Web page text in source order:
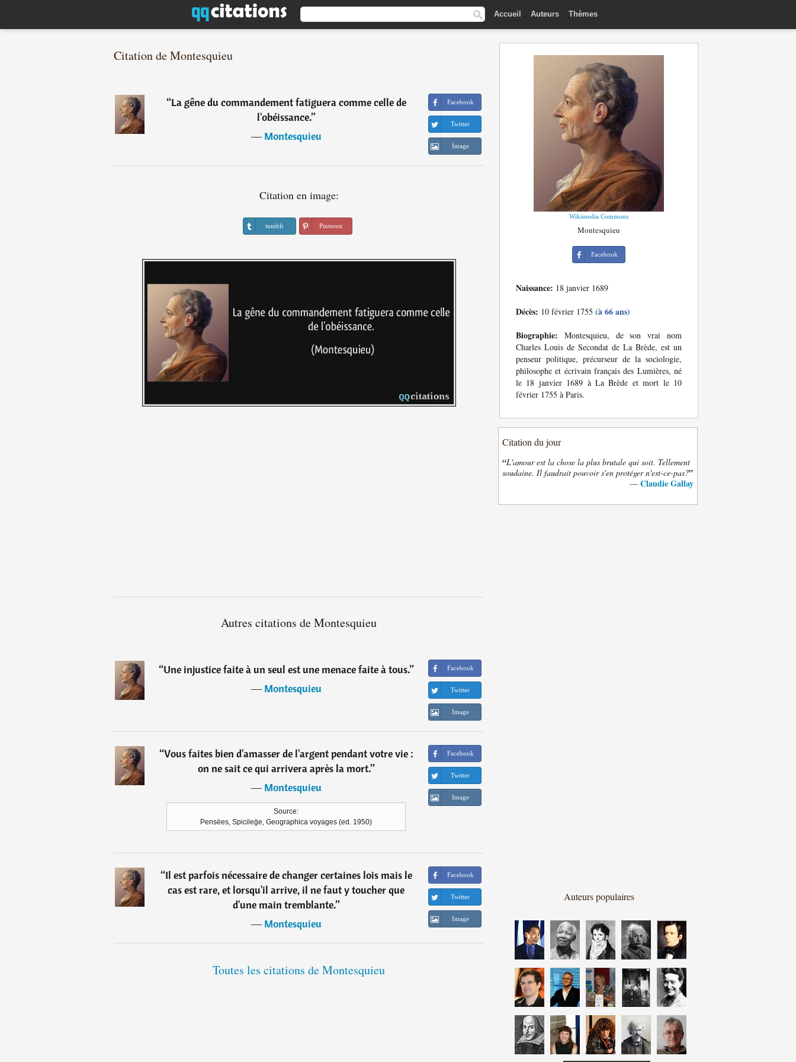
Accueil Auteurs Thèmes
Citation de Montesquieu
“La gêne du commandement fatiguera comme celle de
l'obéissance.”
―Montesquieu
Facebook
Twitter
Image
Citation en image:
tumblr Pinterest
Autres citations de Montesquieu
“Une injustice faite à un seul est une menace faite à tous.”
―Montesquieu
Facebook
Twitter
Image
“Vous faites bien d'amasser de l'argent pendant votre vie :
on ne sait ce qui arrivera après la mort.”
―Montesquieu
Source:
Pensëes, Spicileg̀e, Geographica voyages (ed. 1950)
Facebook
Twitter
Image
“Il est parfois nécessaire de changer certaines lois mais le
cas est rare, et lorsqu'il arrive, il ne faut y toucher que
d'une main tremblante.”
―Montesquieu
Facebook
Twitter
Image
Toutes les citations de Montesquieu
Wikimedia Commons
Montesquieu
Facebook
Naissance: 18 janvier 1689
Décès: 10 février 1755 (à 66 ans)
Biographie: Montesquieu, de son vrai nom
Charles Louis de Secondat de La Brède, est un
penseur politique, précurseur de la sociologie,
philosophe et écrivain français des Lumières, né
le 18 janvier 1689 à La Brède et mort le 10
février 1755 à Paris.
Citation du jour
“L'amour est la chose la plus brutale qui soit. Tellement
soudaine. Il faudrait pouvoir s'en protéger n'est-ce-pas?”
— Claudie Gallay
Auteurs populaires